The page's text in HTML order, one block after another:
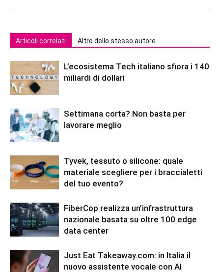
Articoli correlati Altro dello stesso autore
L’ecosistema Tech italiano sfiora i 140
miliardi di dollari
Settimana corta? Non basta per
lavorare meglio
Tyvek, tessuto o silicone: quale
materiale scegliere per i braccialetti
del tuo evento?
FiberCop realizza un’infrastruttura
nazionale basata su oltre 100 edge
data center
Just Eat Takeaway.com: in Italia il
nuovo assistente vocale con AI